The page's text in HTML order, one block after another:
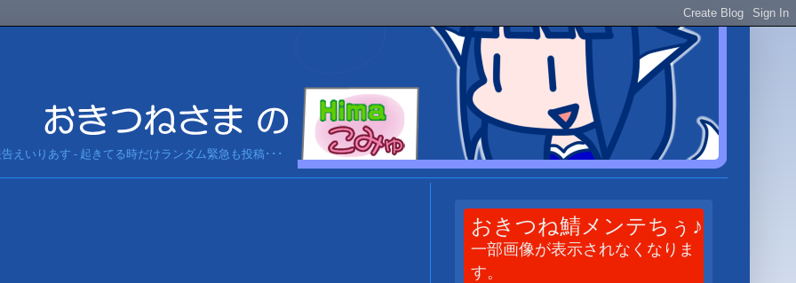
告えいりあす - 起きてる時だけランダム緊急も投稿･･･
おきつね鯖メンテちぅ♪
一部画像が表示されなくなりま
す。